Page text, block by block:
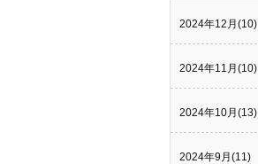
2024年12月(10)
2024年11月(10)
2024年10月(13)
2024年9月(11)